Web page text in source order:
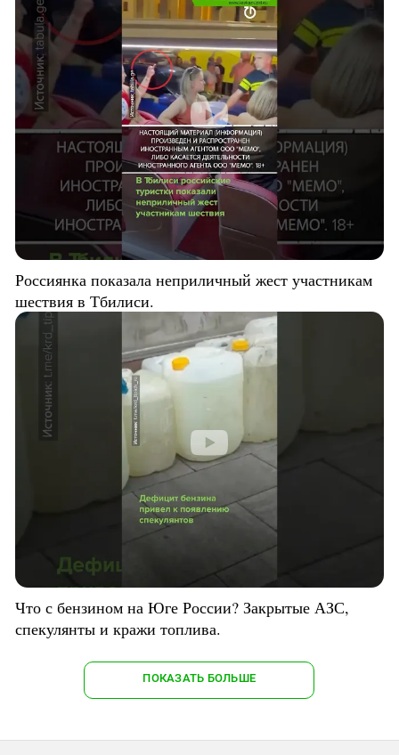
Россиянка показала неприличный жест участникам
шествия в Тбилиси.
Что с бензином на Юге России? Закрытые АЗС,
спекулянты и кражи топлива.
ПОКАЗАТЬ БОЛЬШЕ